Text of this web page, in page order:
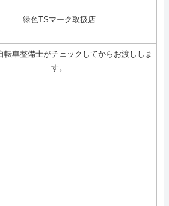
緑色TSマーク取扱店
転車整備士がチェックしてからお渡ししま
す。